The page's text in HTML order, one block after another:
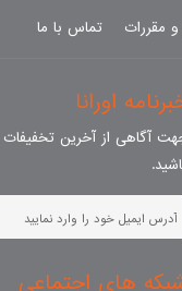
و مقررات تماس با ما
اورانا
آگاهی از آخرین
های اجتماعی